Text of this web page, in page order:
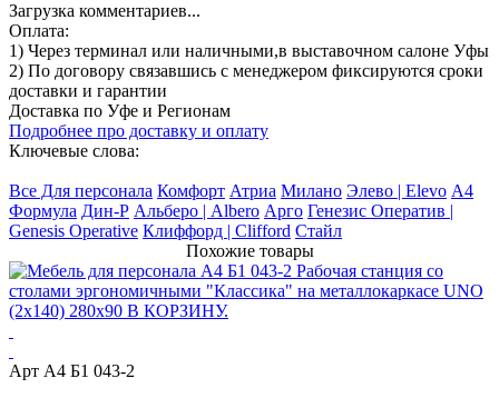
Загрузка комментариев...
Оплата:
1) Через терминал или наличными,в выставочном салоне Уфы
2) По договору связавшись с менеджером фиксируются сроки
доставки и гарантии
Доставка по Уфе и Регионам
Подробнее про доставку и оплату
Ключевые слова:
Все Для персонала Комфорт Атриа Милано Элево | Elevo А4
Формула Дин-Р Альберо | Albero Арго Генезис Оператив |
Genesis Operative Клиффорд | Clifford Стайл
Похожие товары
Арт А4 Б1 043-2